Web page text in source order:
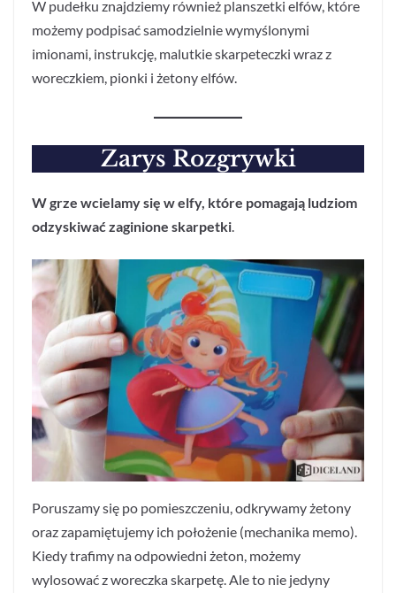
W pudełku znajdziemy również planszetki elfów, które
możemy podpisać samodzielnie wymyślonymi
imionami, instrukcję, malutkie skarpeteczki wraz z
woreczkiem, pionki i żetony elfów.
Zarys Rozgrywki
W grze wcielamy się w elfy, które pomagają ludziom
odzyskiwać zaginione skarpetki.
Poruszamy się po pomieszczeniu, odkrywamy żetony
oraz zapamiętujemy ich położenie (mechanika memo).
Kiedy trafimy na odpowiedni żeton, możemy
wylosować z woreczka skarpetę. Ale to nie jedyny